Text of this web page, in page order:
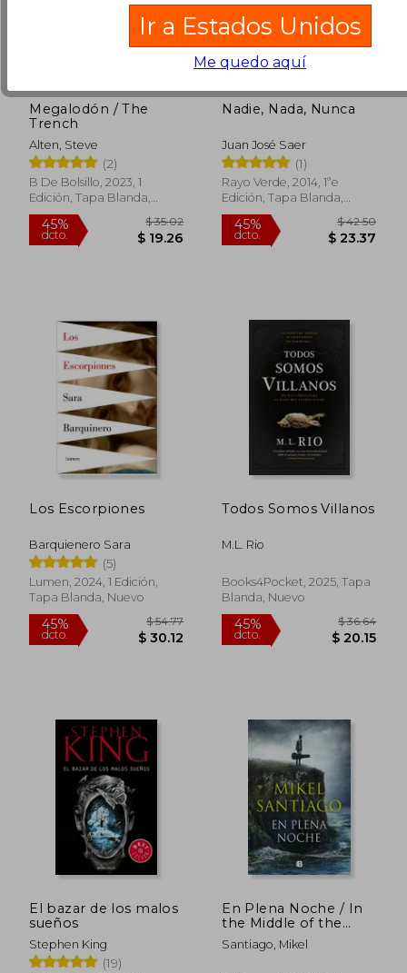
45%
dcto.
$ 49.80
$ 27.39
45%
dcto. $
Megalodón / The
Trench
Alten, Steve
(2)
B De Bolsillo, 2023, 1
Edición, Tapa Blanda,
Nuevo
Nadie, Nada, Nunca
Juan José Saer
(1)
Rayo Verde, 2014, 1ªe
Edición, Tapa Blanda,
Nuevo
Los Escorpiones
Barquienero Sara
(5)
Lumen, 2024, 1 Edición,
Tapa Blanda, Nuevo
Todos Somos Villanos
M.L. Rio
Books4Pocket, 2025, Tapa
Blanda, Nuevo
El bazar de los malos
sueños
Stephen King
(19)
En Plena Noche / In
the Middle of the
Night
Santiago, Mikel
Ir a Estados Unidos
Me quedo aquí